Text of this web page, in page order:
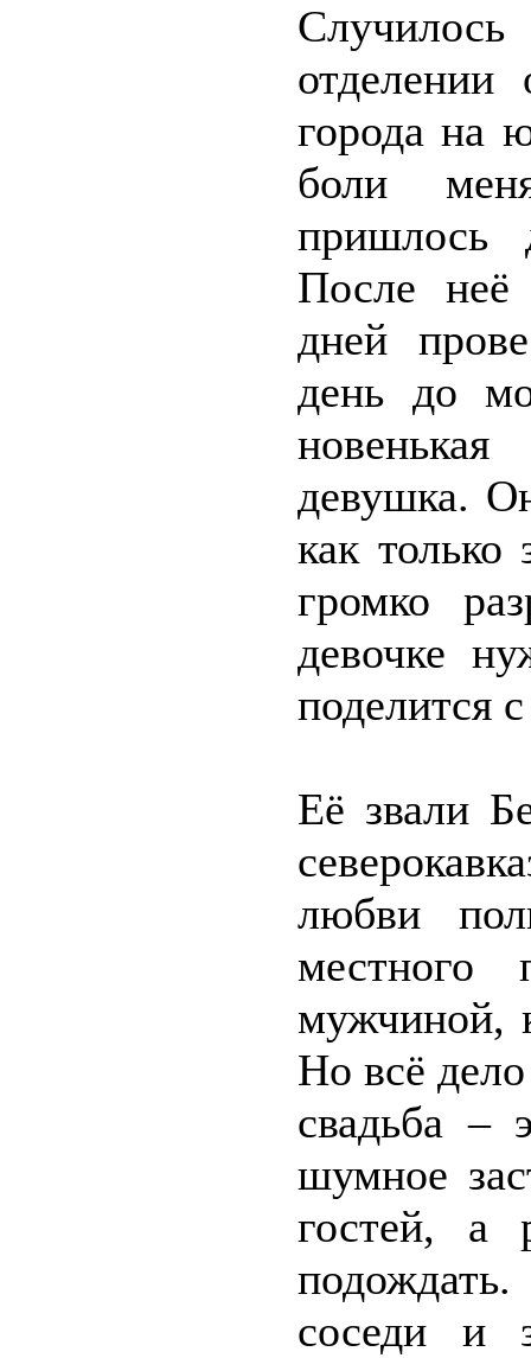
города на
боли
пришлось
После неё
дней
день до
девушка.
как только
громко
девочке
поделится
Её звали
любви
мужчиной,
Но всё
свадьба –
шумное
гостей, а
соседи и